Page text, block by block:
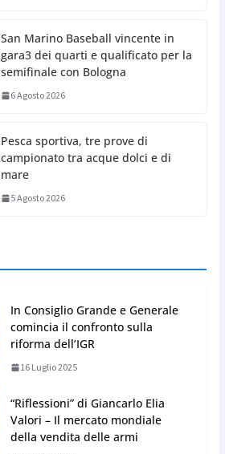
San Marino Baseball vincente in
gara3 dei quarti e qualificato per la
semifinale con Bologna
6 Agosto 2026
Pesca sportiva, tre prove di
campionato tra acque dolci e di
mare
5 Agosto 2026
In Consiglio Grande e Generale
comincia il confronto sulla
riforma dell’IGR
16 Luglio 2025
“Riflessioni” di Giancarlo Elia
Valori – Il mercato mondiale
della vendita delle armi